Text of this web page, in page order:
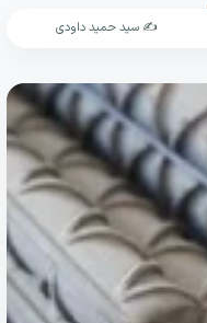
✍️ سید حمید داودی